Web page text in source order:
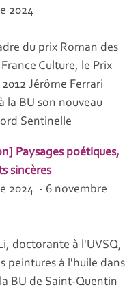
2024
du prix Roman des
Culture, le Prix
Jérôme Ferrari
la BU son nouveau
Sentinelle
Paysages poétiques,
sincères
2024 - 6 novembre
doctorante à l'UVSQ,
peintures à l'huile dans
BU de Saint-Quentin